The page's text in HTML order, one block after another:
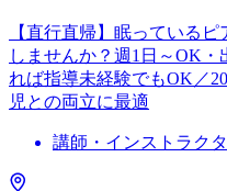
【直行直帰】眠っている
しませんか？週1日～OK
れば指導未経験でもOK／
児との両立に最適
講師・インストラク